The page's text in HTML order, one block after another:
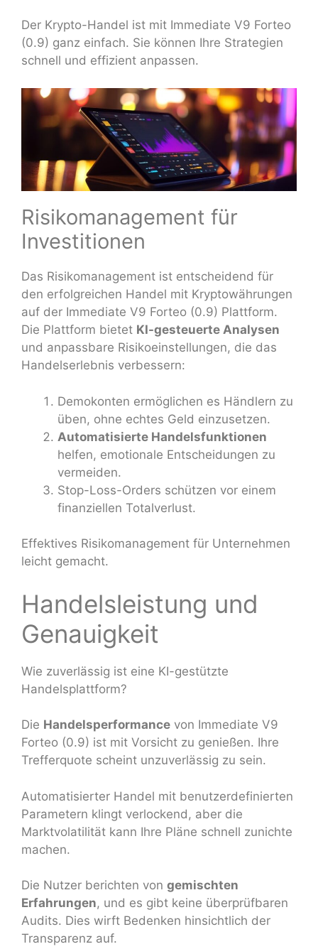
Der Krypto-Handel ist mit Immediate V9 Forteo
(0.9) ganz einfach. Sie können Ihre Strategien
schnell und effizient anpassen.
Risikomanagement für
Investitionen
Das Risikomanagement ist entscheidend für
den erfolgreichen Handel mit Kryptowährungen
auf der Immediate V9 Forteo (0.9) Plattform.
Die Plattform bietet KI-gesteuerte Analysen
und anpassbare Risikoeinstellungen, die das
Handelserlebnis verbessern:
Demokonten ermöglichen es Händlern zu
üben, ohne echtes Geld einzusetzen.
Automatisierte Handelsfunktionen
helfen, emotionale Entscheidungen zu
vermeiden.
Stop-Loss-Orders schützen vor einem
finanziellen Totalverlust.
Effektives Risikomanagement für Unternehmen
leicht gemacht.
Handelsleistung und
Genauigkeit
Wie zuverlässig ist eine KI-gestützte
Handelsplattform?
Die Handelsperformance von Immediate V9
Forteo (0.9) ist mit Vorsicht zu genießen. Ihre
Trefferquote scheint unzuverlässig zu sein.
Automatisierter Handel mit benutzerdefinierten
Parametern klingt verlockend, aber die
Marktvolatilität kann Ihre Pläne schnell zunichte
machen.
Die Nutzer berichten von gemischten
Erfahrungen, und es gibt keine überprüfbaren
Audits. Dies wirft Bedenken hinsichtlich der
Transparenz auf.